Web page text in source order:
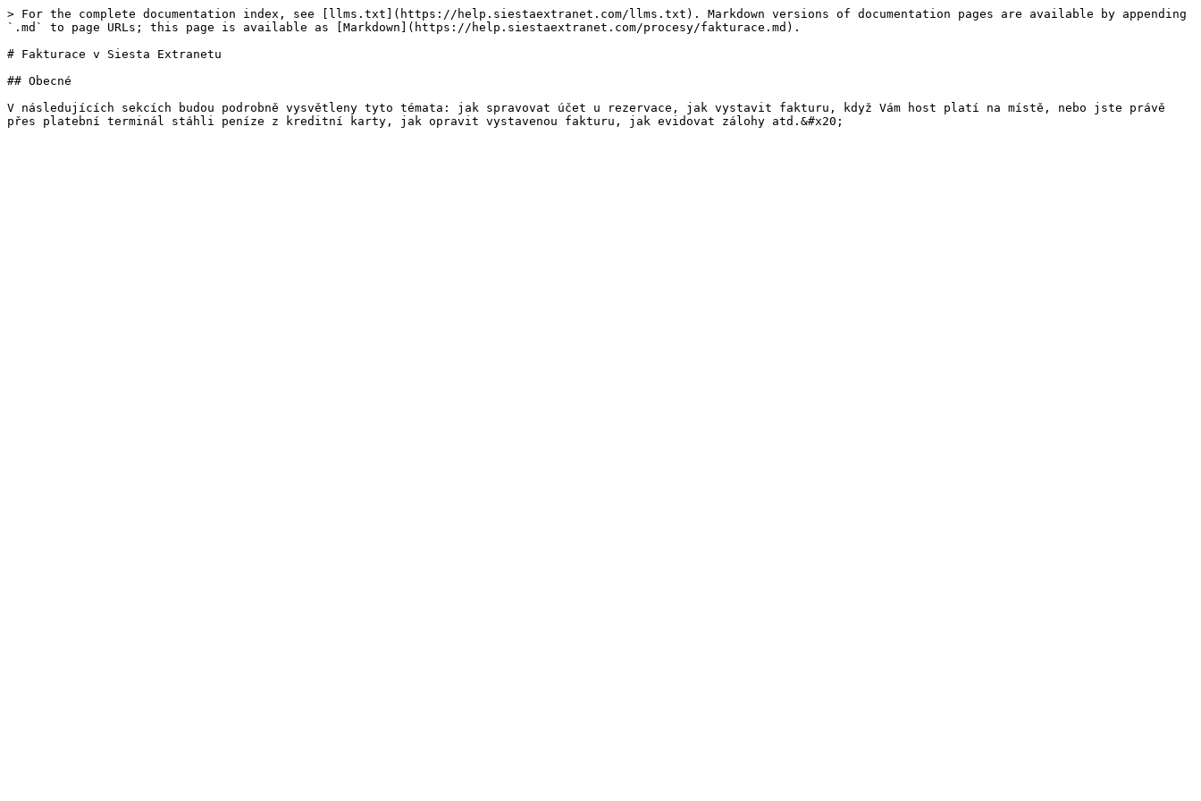
> For the complete documentation index, see [llms.txt](https://help.siestaextranet.com/llms.txt). Markdown versions of documentation pages are available by appending
`.md` to page URLs; this page is available as [Markdown](https://help.siestaextranet.com/procesy/fakturace.md).
# Fakturace v Siesta Extranetu
## Obecné
V následujících sekcích budou podrobně vysvětleny tyto témata: jak spravovat účet u rezervace, jak vystavit fakturu, když Vám host platí na místě, nebo jste právě